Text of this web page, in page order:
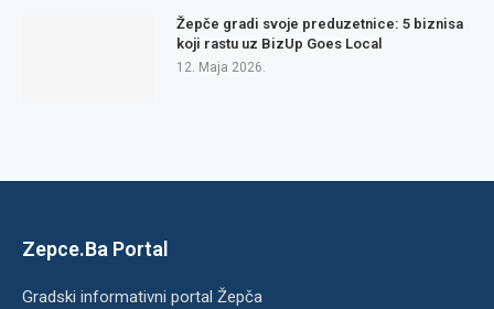
Žepče gradi svoje preduzetnice: 5 biznisa
koji rastu uz BizUp Goes Local
12. Maja 2026.
Zepce.Ba Portal
Gradski informativni portal Žepča